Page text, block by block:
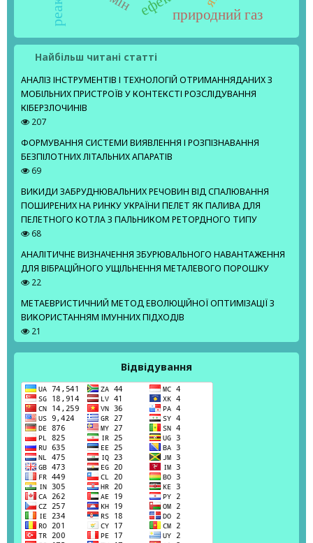
природний газ
Найбільш читані статті
АНАЛІЗ ІНСТРУМЕНТІВ І ТЕХНОЛОГІЙ ОТРИМАННЯДАНИХ З
МОБІЛЬНИХ ПРИСТРОЇВ У КОНТЕКСТІ РОЗСЛІДУВАННЯ
КІБЕРЗЛОЧИНІВ
207
ФОРМУВАННЯ СИСТЕМИ ВИЯВЛЕННЯ І РОЗПІЗНАВАННЯ
БЕЗПІЛОТНИХ ЛІТАЛЬНИХ АПАРАТІВ
69
ВИКИДИ ЗАБРУДНЮВАЛЬНИХ РЕЧОВИН ВІД СПАЛЮВАННЯ
ПОШИРЕНИХ НА РИНКУ УКРАЇНИ ПЕЛЕТ ЯК ПАЛИВА ДЛЯ
ПЕЛЕТНОГО КОТЛА З ПАЛЬНИКОМ РЕТОРДНОГО ТИПУ
68
АНАЛІТИЧНЕ ВИЗНАЧЕННЯ ЗБУРЮВАЛЬНОГО НАВАНТАЖЕННЯ
ДЛЯ ВІБРАЦІЙНОГО УЩІЛЬНЕННЯ МЕТАЛЕВОГО ПОРОШКУ
22
МЕТАЕВРИСТИЧНИЙ МЕТОД ЕВОЛЮЦІЙНОЇ ОПТИМІЗАЦІЇ З
ВИКОРИСТАННЯМ ІМУННИХ ПІДХОДІВ
21
Відвідування